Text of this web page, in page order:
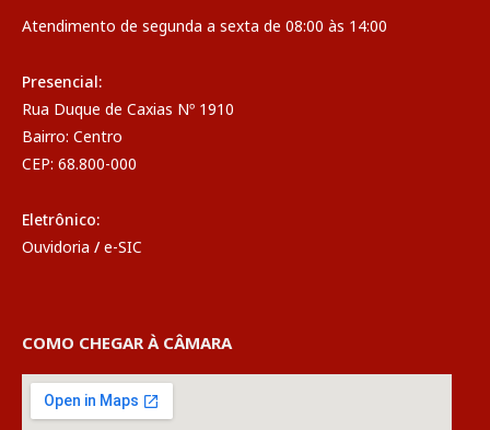
Atendimento de segunda a sexta de 08:00 às 14:00
Presencial:
Rua Duque de Caxias Nº 1910
Bairro: Centro
CEP: 68.800-000
Eletrônico:
Ouvidoria / e-SIC
COMO CHEGAR À CÂMARA